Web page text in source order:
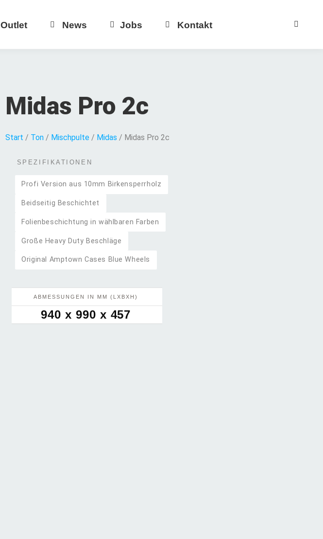
Outlet News Jobs Kontakt
Midas Pro 2c
Start / Ton/ Mischpulte/ Midas / Midas Pro 2c
SPEZIFIKATIONEN
Profi Version aus 10mm Birkensperrholz
Beidseitig Beschichtet
Folienbeschichtung in wählbaren Farben
Große Heavy Duty Beschläge
Original Amptown Cases Blue Wheels
ABMESSUNGEN IN MM (LXBXH)
940 x 990 x 457